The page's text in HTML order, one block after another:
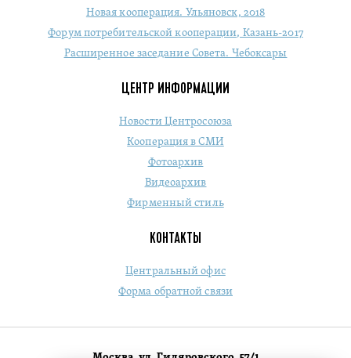
Новая кооперация. Ульяновск, 2018
Форум потребительской кооперации, Казань-2017
Расширенное заседание Совета. Чебоксары
ЦЕНТР ИНФОРМАЦИИ
Новости Центросоюза
Кооперация в СМИ
Фотоархив
Видеоархив
Фирменный стиль
КОНТАКТЫ
Центральный офис
Форма обратной связи